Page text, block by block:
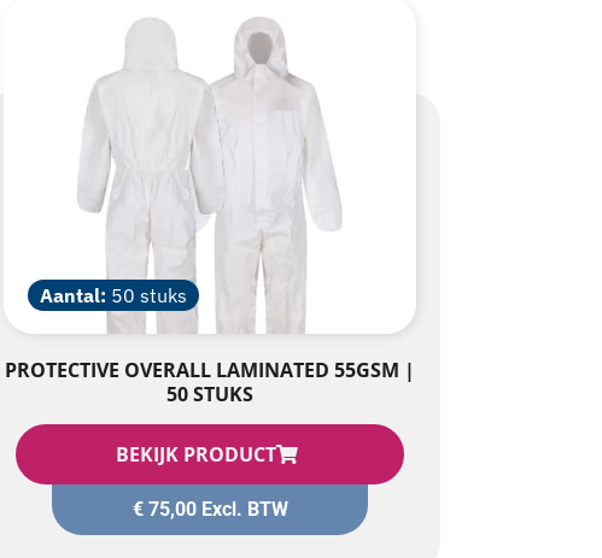
Aantal: 50 stuks
PROTECTIVE OVERALL LAMINATED 55GSM |
50 STUKS
BEKIJK PRODUCT
€75,00Excl. BTW